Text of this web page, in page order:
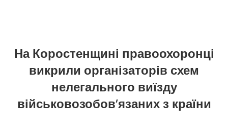
На Коростенщині правоохоронці
викрили організаторів схем
нелегального виїзду
військовозобов’язаних з країни